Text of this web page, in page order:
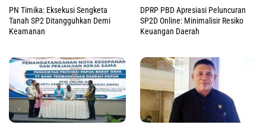
PN Timika: Eksekusi Sengketa
Tanah SP2 Ditangguhkan Demi
Keamanan
DPRP PBD Apresiasi Peluncuran
SP2D Online: Minimalisir Resiko
Keuangan Daerah